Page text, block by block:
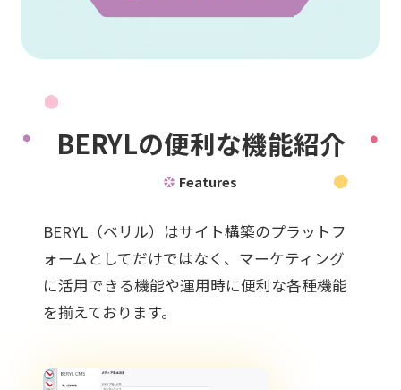
BERYLの便利な機能紹介
Features
BERYL（ベリル）はサイト構築のプラットフ
ォームとしてだけではなく、 マーケティング
に活用できる機能や運用時に便利な各種機能
を揃えております。